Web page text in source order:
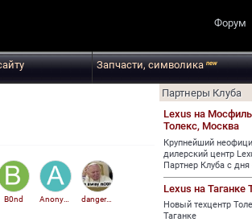
Форум
Запчасти, символикаnew
B0nd Anonymous danger061
Партнеры Клуба
Lexus на
Толекс, Москва
Крупнейший
дилерский центр
Партнер Клуба с дня
Lexus на Таганке
Новый техцентр
Таганке